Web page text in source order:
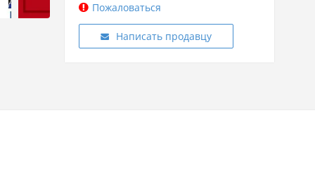
Пожаловаться
Написать продавцу